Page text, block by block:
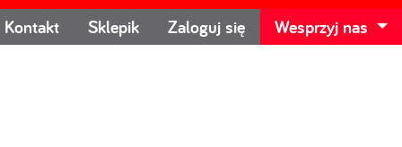
Kontakt Sklepik Zaloguj się Wesprzyj nas